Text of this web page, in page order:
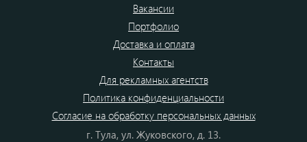
Вакансии
Портфолио
Доставка и оплата
Контакты
Для рекламных агентств
Политика конфиденциальности
Согласие на обработку персональных данных
г. Тула, ул. Жуковского, д. 13.